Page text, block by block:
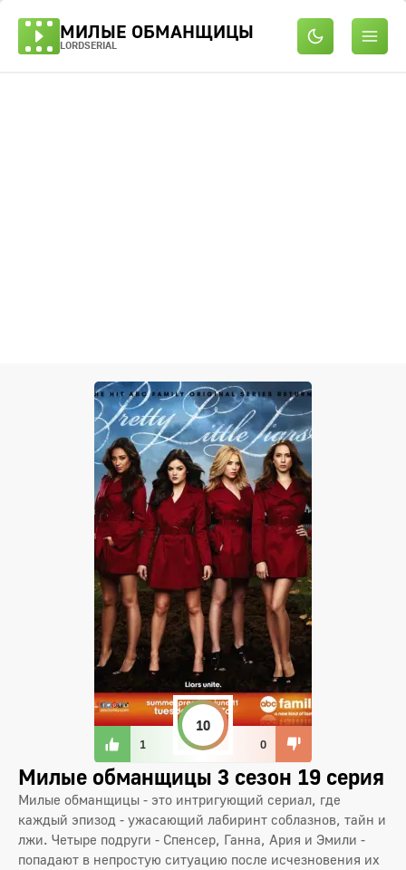
МИЛЫЕ ОБМАНЩИЦЫ
LORDSERIAL
1
10
0
Милые обманщицы 3 сезон 19 серия
Милые обманщицы - это интригующий сериал, где
каждый эпизод - ужасающий лабиринт соблазнов, тайн и
лжи. Четыре подруги - Спенсер, Ганна, Ария и Эмили -
попадают в непростую ситуацию после исчезновения их